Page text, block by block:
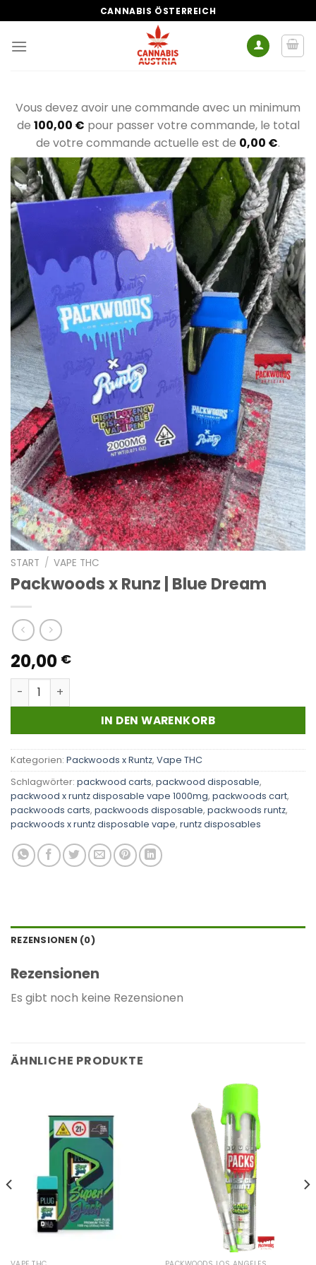
Inhalt
springen
CANNABIS ÖSTERREICH
Vous devez avoir une commande avec un minimum
de 100,00 € pour passer votre commande, le total
de votre commande actuelle est de 0,00 €.
START / VAPE THC
Packwoods x Runz | Blue Dream
20,00 €
Packwoods x Runz | Blue Dream Menge
IN DEN WARENKORB
Kategorien: Packwoods x Runtz, Vape THC
Schlagwörter: packwood carts, packwood disposable,
packwood x runtz disposable vape 1000mg, packwoods cart,
packwoods carts, packwoods disposable, packwoods runtz,
packwoods x runtz disposable vape, runtz disposables
REZENSIONEN (0)
Rezensionen
Es gibt noch keine Rezensionen
ÄHNLICHE PRODUKTE